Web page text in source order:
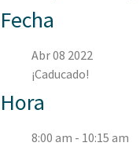
Fecha
Abr 08 2022
¡Caducado!
Hora
8:00 am - 10:15 am